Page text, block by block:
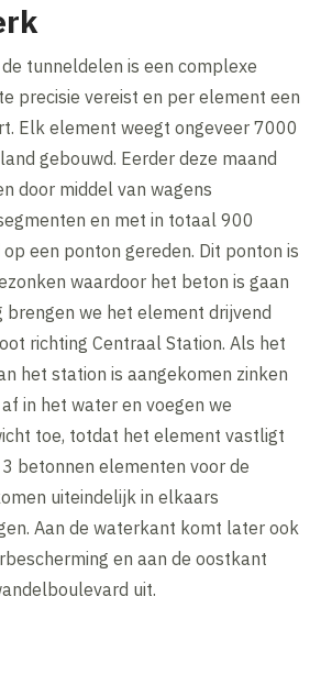
tunneldelen is een complexe
precisie vereist en per element een
Elk element weegt ongeveer 7000
gebouwd. Eerder deze maand
door middel van wagens
en met in totaal 900
een ponton gereden. Dit ponton is
waardoor het beton is gaan
brengen we het element drijvend
richting Centraal Station. Als het
het station is aangekomen zinken
in het water en voegen we
toe, totdat het element vastligt
betonnen elementen voor de
uiteindelijk in elkaars
Aan de waterkant komt later ook
en aan de oostkant
uit.